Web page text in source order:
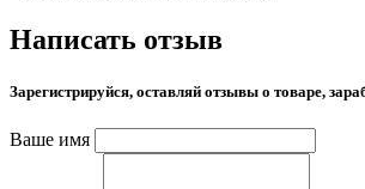
Написать отзыв
Зарегистрируйся, оставляй отзывы о товаре,
Ваше имя